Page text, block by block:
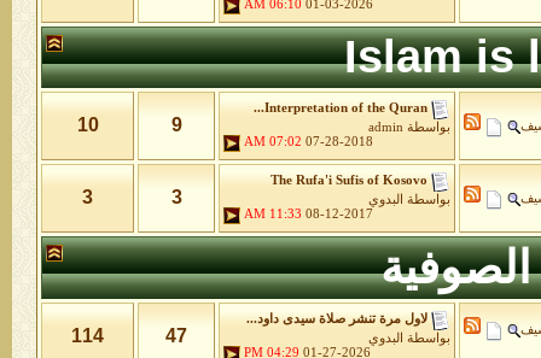
01-03-2026
06:10 AM
Islam is
Interpretation of the Quran...
بواسطة admin
07-28-2018
07:02 AM
9
10
The Rufa'i Sufis of Kosovo
بواسطة
البدوي
08-12-2017
11:33 AM
3
3
لاول مرة تنشر صلاة سيدى داود...
بواسطة
البدوي
01-27-2026
04:29 PM
47
114